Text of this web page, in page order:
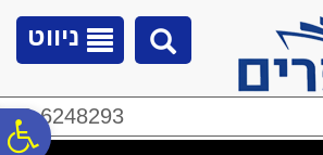
נגישות
ניווט
02-6248293